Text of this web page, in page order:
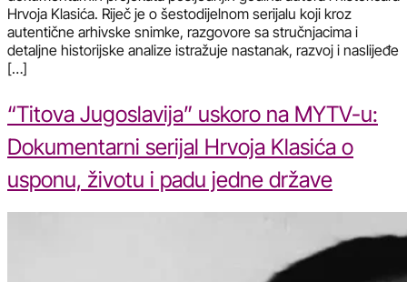
Hrvoja Klasića. Riječ je o šestodijelnom serijalu koji kroz
autentične arhivske snimke, razgovore sa stručnjacima i
detaljne historijske analize istražuje nastanak, razvoj i naslijeđe
[…]
“Titova Jugoslavija” uskoro na MYTV-u:
Dokumentarni serijal Hrvoja Klasića o
usponu, životu i padu jedne države